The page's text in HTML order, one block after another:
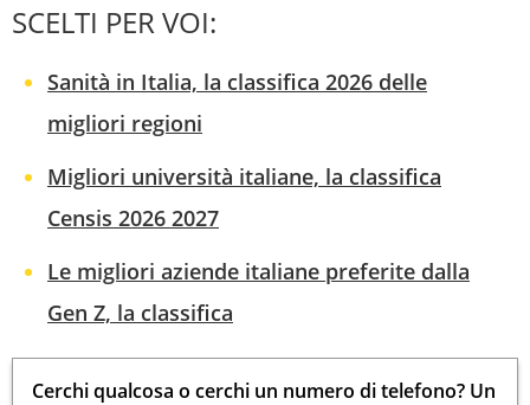
SCELTI PER VOI:
Sanità in Italia, la classifica 2026 delle
migliori regioni
Migliori università italiane, la classifica
Censis 2026 2027
Le migliori aziende italiane preferite dalla
Gen Z, la classifica
Cerchi qualcosa o cerchi un numero di telefono? Un